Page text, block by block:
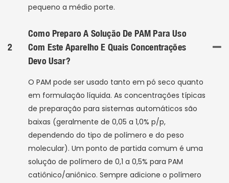
pequeno a médio porte.
2
Como Preparo A Solução De PAM Para Uso
Com Este Aparelho E Quais Concentrações
Devo Usar?
O PAM pode ser usado tanto em pó seco quanto
em formulação líquida. As concentrações típicas
de preparação para sistemas automáticos são
baixas (geralmente de 0,05 a 1,0% p/p,
dependendo do tipo de polímero e do peso
molecular). Um ponto de partida comum é uma
solução de polímero de 0,1 a 0,5% para PAM
catiônico/aniônico. Sempre adicione o polímero